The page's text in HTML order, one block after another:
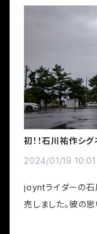
初！！石川祐作シ
2024/01/19 10:01
joyntライダーの石
売しました。彼の